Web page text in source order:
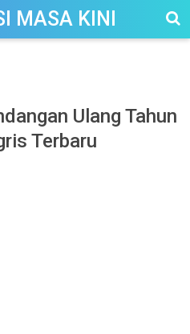
MASA KINI
Ulang Tahun
Terbaru